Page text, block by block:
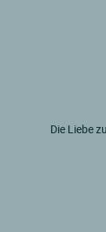
Die Liebe